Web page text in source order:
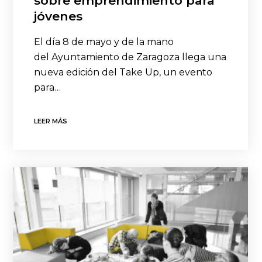
jóvenes
El día 8 de mayo y de la mano
del Ayuntamiento de Zaragoza llega una
nueva edición del Take Up, un evento
para…
LEER MÁS